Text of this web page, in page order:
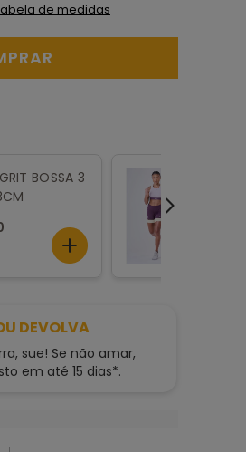
de medidas
BOSSA 3
DEVOLVA
sue! Se não amar,
em até 15 dias*.